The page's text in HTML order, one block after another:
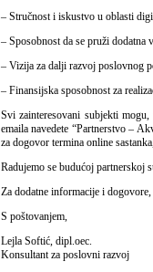
– Stručnost i iskustvo u oblasti
– Sposobnost da se pruži dodatna
– Vizija za dalji razvoj poslovnog
– Finansijska sposobnost za
Svi zainteresovani subjekti
emaila navedete “Partnerstvo –
za dogovor termina online
Radujemo se budućoj partnerskoj
Za dodatne informacije i
S poštovanjem,
Lejla Softić, dipl.oec.
Konsultant za poslovni razvoj